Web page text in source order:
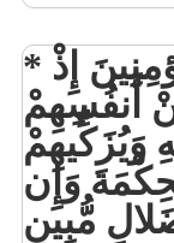
أَنفُسِهِمْ
وَيُزَكِّيهِمْ
وَإِن
مُّبِينٍ